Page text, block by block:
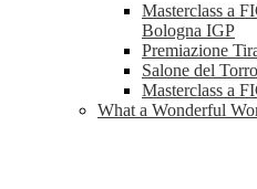
Masterclass a
Bologna IGP
Premiazione
Salone del
Masterclass a
What a Wonderful